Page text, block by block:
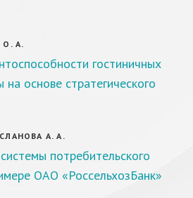
А.
гостиничных
основе стратегического
А. А.
потребительского
ОАО «РоссельхозБанк»